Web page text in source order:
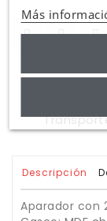
Descripción
Aparador con
Más